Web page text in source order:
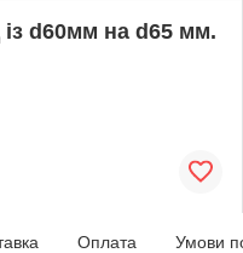
d60мм на d65 мм.
Оплата Умови